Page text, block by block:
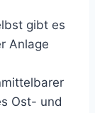
gibt es
Anlage
Ost- und